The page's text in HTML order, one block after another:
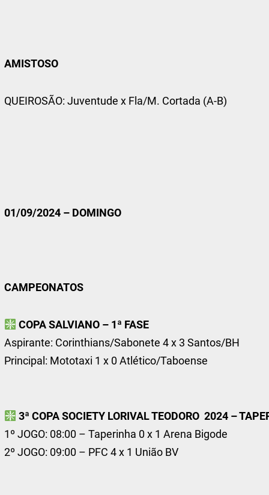
AMISTOSO
QUEIROSÃO: Juventude x Fla/M. Cortada (A-B)
01/09/2024 – DOMINGO
CAMPEONATOS
COPA SALVIANO – 1ª FASE
Aspirante: Corinthians/Sabonete 4 x 3 Santos/BH
Principal: Mototaxi 1 x 0 Atlético/Taboense
3ª COPA SOCIETY LORIVAL TEODORO 2024 –
1º JOGO: 08:00 – Taperinha 0 x 1 Arena Bigode
2º JOGO: 09:00 – PFC 4 x 1 União BV